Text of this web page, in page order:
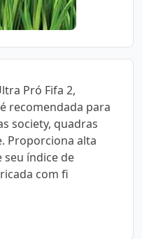
Pró Fifa 2,
recomendada para
society, quadras
Proporciona alta
seu índice de
com fi